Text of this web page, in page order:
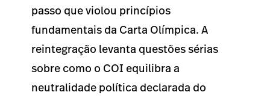
passo que violou princípios
fundamentais da Carta Olímpica. A
reintegração levanta questões sérias
sobre como o COI equilibra a
neutralidade política declarada do